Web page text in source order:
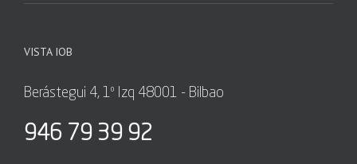
VISTA IOB
Berástegui 4, 1º Izq 48001 - Bilbao
946 79 39 92